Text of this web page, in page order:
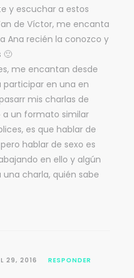
y escuchar a estos
de Víctor, me encanta
Ana recién la conozco y
🙂
me encantan desde
participar en una en
mis charlas de
a un formato similar
es que hablar de
hablar de sexo es
en ello y algún
charla, quién sabe
29, 2016 RESPONDER